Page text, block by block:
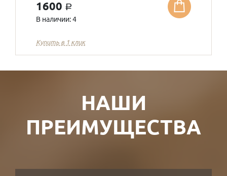
1600 a
В наличии: 4
Купить в 1 клик
НАШИ
ПРЕИМУЩЕСТВА